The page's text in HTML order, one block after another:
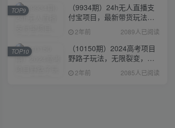
（9934期）24h无人直播支
付宝项目，最新带货玩法，
纯躺赚实测日入500+
2年前 2089人已阅读
TOP9
（10150期）2024高考项目
野路子玩法，无限裂变，最
高一天1W＋！
2年前 2085人已阅读
TOP10